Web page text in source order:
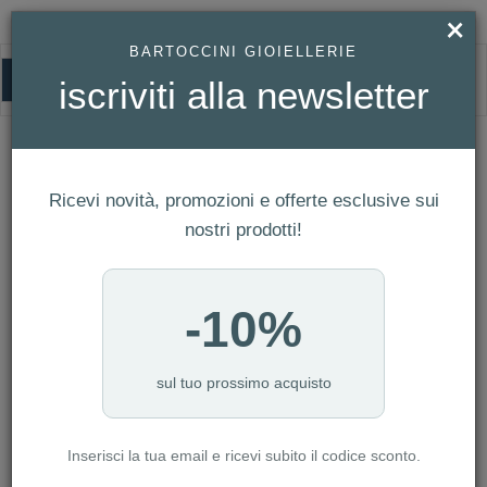
HOMEPAGE
OROLOGIO BULOVA OCTAGON QUARZO DONNA - REF.96R255
Donna - Ref.96R255
×
BARTOCCINI GIOIELLERIE
iscriviti alla newsletter
Ricevi novità, promozioni e offerte esclusive sui
nostri prodotti!
-10%
sul tuo prossimo acquisto
Inserisci la tua email e ricevi subito il codice sconto.